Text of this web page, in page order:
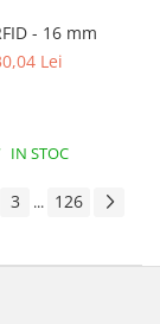
- 16 mm
Lei
IN STOC
3 ... 126